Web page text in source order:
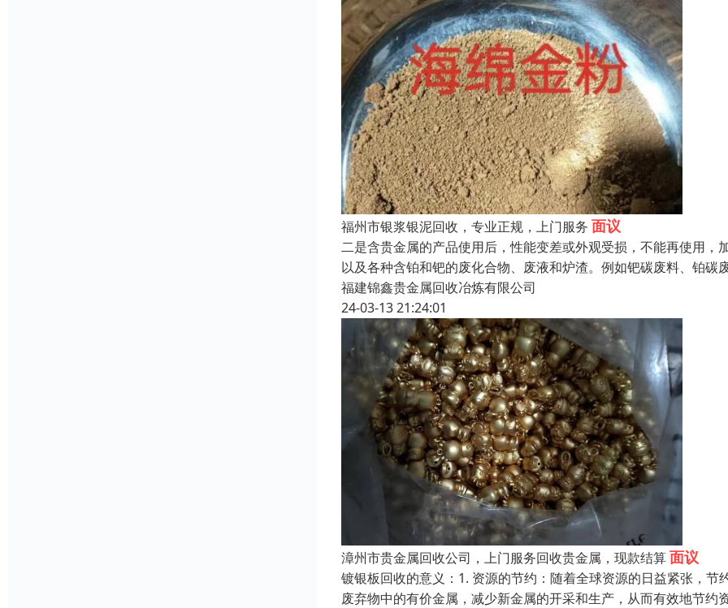
福州市银浆银泥回收，专业正规，上门服务 面议
二是含贵金属的产品使用后，性能变差或外观受损，不能再使用
以及各种含铂和钯的废化合物、废液和炉渣。例如钯碳废料、铂
福建锦鑫贵金属回收冶炼有限公司
24-03-13 21:24:01
漳州市贵金属回收公司，上门服务回收贵金属，现款结算面议
镀银板回收的意义：1. 资源的节约：随着全球资源的日益紧张，
废弃物中的有价金属，减少新金属的开采和生产，从而有效地节